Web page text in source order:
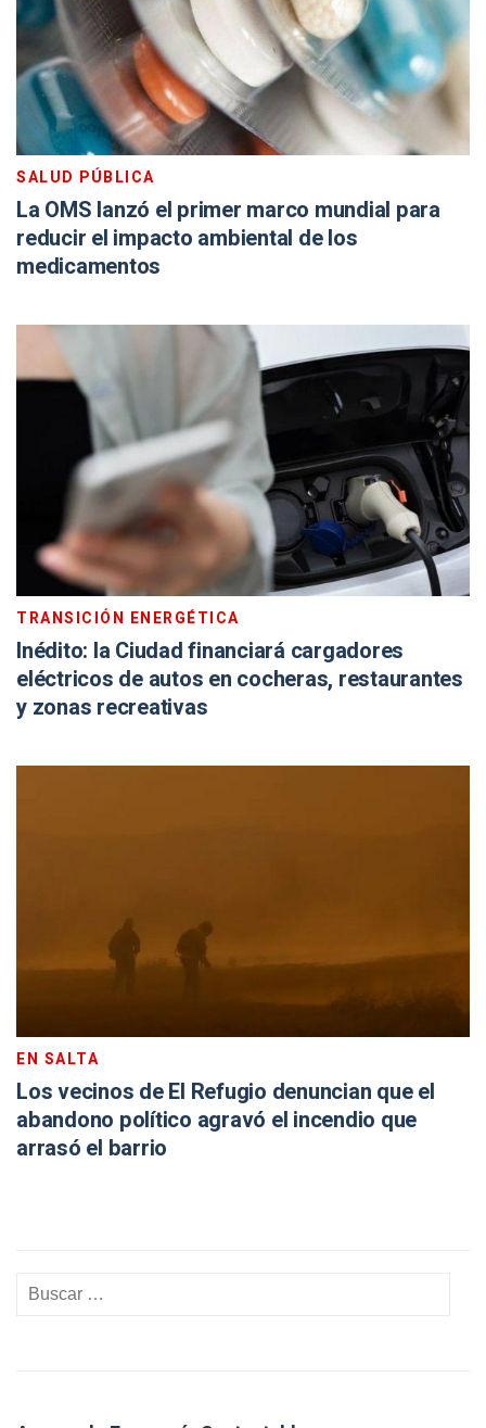
SALUD PÚBLICA
La OMS lanzó el primer marco mundial para
reducir el impacto ambiental de los
medicamentos
TRANSICIÓN ENERGÉTICA
Inédito: la Ciudad financiará cargadores
eléctricos de autos en cocheras, restaurantes
y zonas recreativas
EN SALTA
Los vecinos de El Refugio denuncian que el
abandono político agravó el incendio que
arrasó el barrio